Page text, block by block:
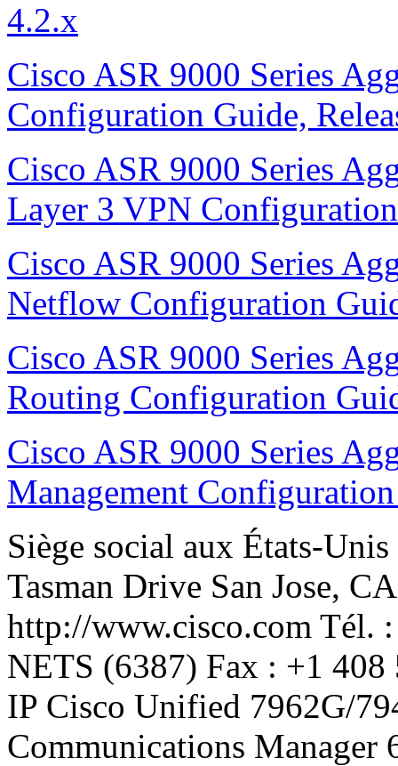
4.2.x
Cisco ASR 9000 Series
Configuration Guide,
Cisco ASR 9000 Series
Layer 3 VPN
Cisco ASR 9000 Series
Netflow Configuration
Cisco ASR 9000 Series
Routing Configuration
Cisco ASR 9000 Series
Management
Siège social aux États-Unis Cisco Systems, Inc. 170 West Tasman Drive San Jose, CA 95134-1706 États-Unis http://www.cisco.com Tél. : +1 408 526-4000 +1 800 553-NETS (6387) Fax : +1 408 527-0883 Manuel du téléphone IP Cisco Unified 7962G/7942G pour Cisco Unified Communications Manager 6.1 (SCCP et SIP)Cisco, Cisco Systems, the Cisco logo, and the Cisco Systems logo are registered trademarks or trademarks of Cisco Systems, Inc. and/or its affiliates in the United States and certain other countries. All other trademarks mentioned in this document or Website are the property of their respective owners. The use of the word partner does not imply a partnership relationship between Cisco and any other company. (0705R) © 2007 Cisco Systems, Inc. All rights reserved. OL-15178-01 LIVRET DE RÉFÉRENCE Téléphone IP Cisco Unified 7962G/7942G pour Cisco Unified Communications Manager 6.1 (SCCP et SIP) Définition des touches dynamiques Icônes de l’écran du téléphone Icônes des boutons Tâches téléphoniques courantes Définition des touches dynamiques AGrpIntr Prendre un appel en sonnerie dans un groupe associé Annuler Annuler une opération ou quitter un écran sans appliquer les modifications effectuées autres Afficher d’autres touches dynamiques Bis Rappeler le dernier numéro composé Composer Composer un numéro de téléphone Conf. Créer une conférence téléphonique Détails (SCCP uniquement) Ouvrir l’enregistrement Détails d’un appel à plusieurs interlocuteurs dans lesjournaux d’appels en absence et d’appels reçus EditNum Modifier un numéro dans un journal d’appels Effacer Supprimer des enregistrements ou des paramètres Enreg. Sauvegarder les paramètres choisis Fermer Fermer la fenêtre active FinApp. Mettre fin à l’appel en cours (intercom ou non) GrpIntr Répondre à un appel en sonnerie dans un autre groupe InsConf Participer à un appel sur une ligne partagée et établir une conférence téléphonique Insert Vous ajouter à un appel sur une ligne partagée Intrcpt Prendre un appel de votre groupe Joindre (SCCP uniquement) Joindre plusieurs appels existants pour créer une conférence Liens Afficher des rubriques d’aide connexes ListConf Afficher la liste des participants à la conférence ModeVid. (SCCP uniquement) Choisir un mode d’affichage vidéo MàJ Actualiser le contenu Tâches téléphoniques courantes Afficher l’Aide en ligne sur le téléphone Appuyez sur . Passer un appel Décrochez avant ou après avoir composé un numéro. Rappeler le dernier numéro composé Appuyez sur Bis ou sur la touche de navigation (téléphone raccroché) pour afficher le journal des appels composés. Passer en mode Combiné au cours d’un appel Décrochez le combiné. Passer en mode haut-parleur ou casque en cours d’appel Appuyez sur ou sur , puis raccrochez le combiné. Activer le mode Coupure micro du téléphone Appuyez sur . Utiliser les journaux d’appels Appuyez sur pour choisir un journal d’appels. Pour numéroter, mettez une entrée de la liste en surbrillance et décrochez le téléphone. Modifier un numéro Appuyez sur EditNum, sur << ou sur >>. Mettre en attente/ reprendre un appel Appuyez sur Attente ou sur Reprend. Transférer un appel vers un nouveau numéro Appuyez sur Trnsfer, saisissez le numéro, puis appuyez de nouveau sur Trnsfer. Passer un appel intercom Appuyez sur le bouton intercom et, le cas échéant, saisissez un numéro. Quand vous entendez la tonalité, commencez à parler. Démarrer une conférence téléphonique standard (ad hoc) Appuyez sur autres > Conf., composez le numéro du participant, puis appuyez de nouveau sur Conf.MulConf Héberger une conférence téléphonique Mul-conf NPD Activer/Désactiver la fonction Ne pas déranger (NPD) NumAbr Composer un numéro en utilisant un code de numérotation abrégée NvAppel Passer un nouvel appel Parquer Stocker un appel à l’aide de la fonction de parcage d’appels Précédent Revenir à la rubrique d’aide précédente Principal Afficher le menu principal de l’Aide QRT Soumettre à l’administrateur système les problèmes relatifs aux appels Quitter Revenir à l’écran précédent Rappel Recevoir une notification lorsqu’un poste occupé se libère Recherch. Effectuer une recherche dans une liste de répertoires Réinit. Réinitialiser les valeurs par défaut des paramètres RenvTt Configurer/annuler le renvoi d’appels Répond. Prendre un appel Reprend Reprendre un appel en attente Rvoi Im Transférer ou rediriger un appel vers un système de messagerie vocale Sélect. Sélectionner une option de menu ou un appel SupDerA Abandonner le dernier interlocuteur à avoir rejoint une conférence téléphonique Suppr. Supprimer un participant